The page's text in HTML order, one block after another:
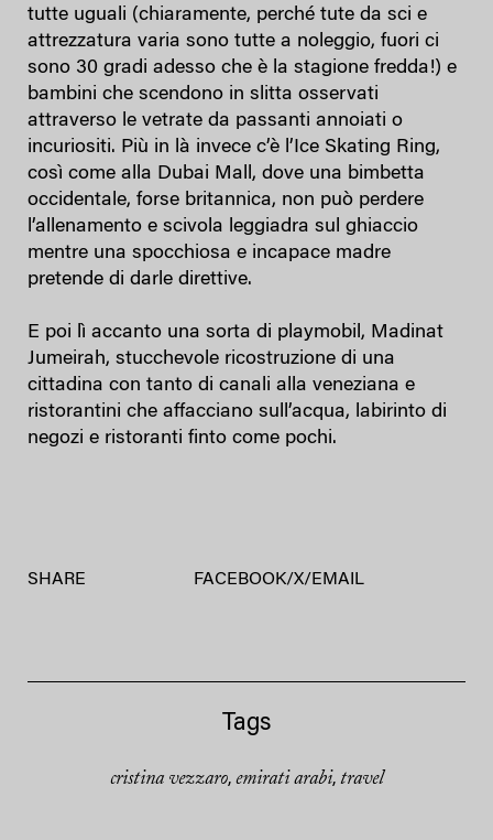
tutte uguali (chiaramente, perché tute da sci e
attrezzatura varia sono tutte a noleggio, fuori ci
sono 30 gradi adesso che è la stagione fredda!) e
bambini che scendono in slitta osservati
attraverso le vetrate da passanti annoiati o
incuriositi. Più in là invece c’è l’Ice Skating Ring,
così come alla Dubai Mall, dove una bimbetta
occidentale, forse britannica, non può perdere
l’allenamento e scivola leggiadra sul ghiaccio
mentre una spocchiosa e incapace madre
pretende di darle direttive.
E poi lì accanto una sorta di playmobil, Madinat
Jumeirah, stucchevole ricostruzione di una
cittadina con tanto di canali alla veneziana e
ristorantini che affacciano sull’acqua, labirinto di
negozi e ristoranti finto come pochi.
SHARE FACEBOOK/X/ EMAIL
Tags
cristina vezzaro, emirati arabi, travel